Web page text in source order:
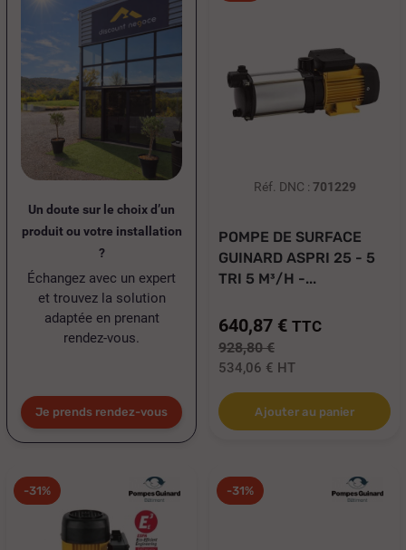
Un doute sur le choix d’un
produit ou votre installation
?
Échangez avec un expert
et trouvez la solution
adaptée en prenant
rendez-vous.
Je prends rendez-vous
Réf. DNC : 701229
POMPE DE SURFACE
GUINARD ASPRI 25 - 5
TRI 5 M³/H -...
640,87 € TTC
928,80 €
534,06 € HT
Ajouter au panier
-31% -31%